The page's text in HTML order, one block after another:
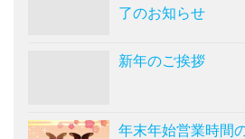
了のお知らせ
新年のご挨拶
年末年始営業時間